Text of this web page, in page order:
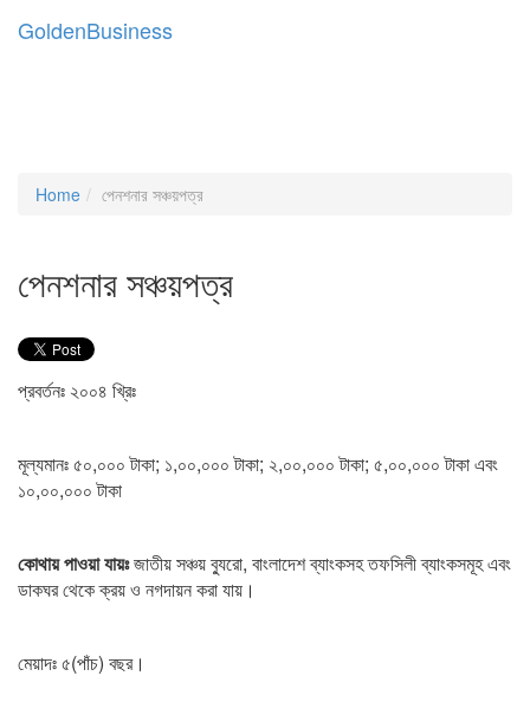
GoldenBusiness
Home পেনশনার সঞ্চয়পত্র
পেনশনার সঞ্চয়পত্র
প্রবর্তনঃ ২০০৪ খ্রিঃ
মূল্যমানঃ ৫০,০০০ টাকা; ১,০০,০০০ টাকা; ২,০০,০০০ টাকা; ৫,০০,০০০ টাকা এবং
১০,০০,০০০ টাকা
কোথায় পাওয়া যায়ঃজাতীয় সঞ্চয় ব্যুরো, বাংলাদেশ ব্যাংকসহ তফসিলী ব্যাংকসমূহ এবং
ডাকঘর থেকে ক্রয় ও নগদায়ন করা যায়।
মেয়াদঃ ৫(পাঁচ) বছর।